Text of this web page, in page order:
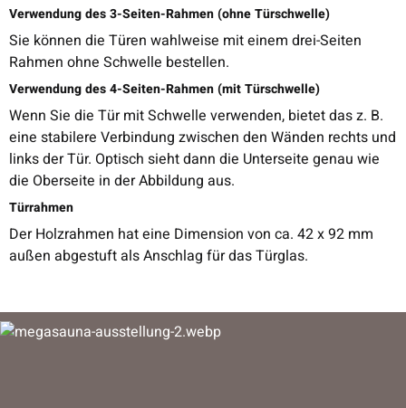
Verwendung des 3-Seiten-Rahmen (ohne Türschwelle)
Sie können die Türen wahlweise mit einem drei-Seiten
Rahmen ohne Schwelle bestellen.
Verwendung des 4-Seiten-Rahmen (mit Türschwelle)
Wenn Sie die Tür mit Schwelle verwenden, bietet das z. B.
eine stabilere Verbindung zwischen den Wänden rechts und
links der Tür. Optisch sieht dann die Unterseite genau wie
die Oberseite in der Abbildung aus.
Türrahmen
Der Holzrahmen hat eine Dimension von ca. 42 x 92 mm
außen abgestuft als Anschlag für das Türglas.